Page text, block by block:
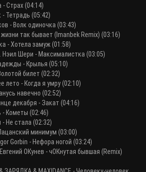
Страх (04:14)
Тетрадь (05:42)
- Волк одиночка (03:43)
так бывает (Imanbek Remix) (03:16)
- Хотела замуж (01:58)
Шери - Максималистка (03:05)
- Крылья (05:10)
билет (02:32)
лето - Когда я умру (02:10)
навечно (02:52)
декабря - Закат (04:16)
- Кометы (02:46)
- Не стала (02:32)
минимум (03:00)
Gorbin - Нефора ногой (03:24)
ОКунев - чОКнутая бывшая (Remix)